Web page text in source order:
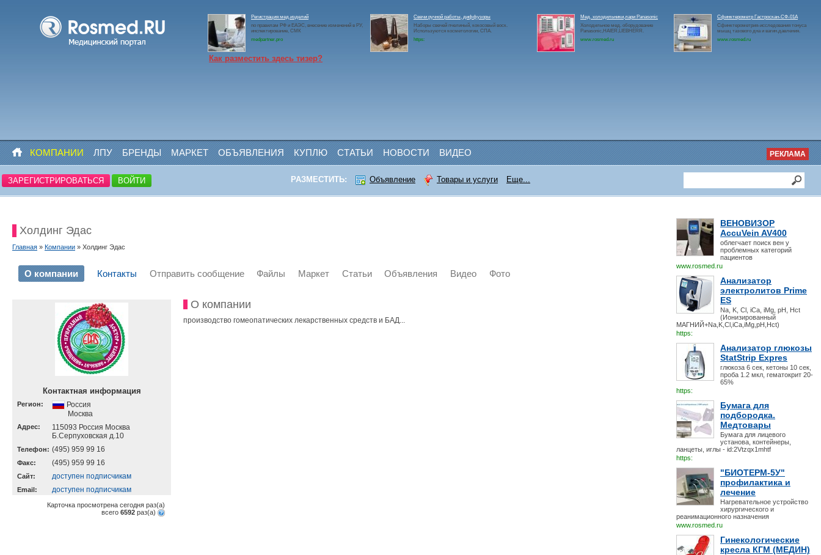
Регистрация мед.изделий
по правилам РФ и ЕАЭС, внесение изменений в РУ,
инспектирование, СМК
medpartner.pro
Свечи ручной работы, диффузоры
Наборы свечей пчелиный, кокосовый воск.
Используются косметологии, СПА.
https:
Мед. холодильники,лари Panasonic
Холодильное мед. оборудование
Panasonic,HAIER,LIEBHERR.
www.rosmed.ru
Сфинктерометр Гастроскан-СФ-01А
Сфинктерометрия-исследования тонуса
мышц тазового дна и вагин.давления.
www.rosmed.ru
Как разместить здесь тизер?
КОМПАНИИ ЛПУ БРЕНДЫ МАРКЕТ ОБЪЯВЛЕНИЯ КУПЛЮ СТАТЬИ НОВОСТИ ВИДЕО РЕКЛАМА
ЗАРЕГИСТРИРОВАТЬСЯ ВОЙТИ РАЗМЕСТИТЬ: Объявление Товары и услуги Еще...
ВЕНОВИЗОР
AccuVein AV400
облегчает поиск вен у
проблемных категорий
пациентов
www.rosmed.ru
Анализатор
электролитов Prime
ES
Na, K, Cl, iCa, iMg, pH, Hct
(Ионизированный
МАГНИЙ+Na,K,Cl,iCa,iMg,pH,Hct)
https:
Анализатор глюкозы
StatStrip Expres
глюкоза 6 сек, кетоны 10 сек,
проба 1.2 мкл, гематокрит 20-
65%
https:
Бумага для
подбородка.
Медтовары
Бумага для лицевого
установа, контейнеры,
ланцеты, иглы - id:2Vtzqx1mhtf
https:
"БИОТЕРМ-5У"
профилактика и
лечение
Нагревательное устройство
хирургического и
реанимационного назначения
www.rosmed.ru
Гинекологические
кресла КГМ (МЕДИН)
Холдинг Эдас
Главная » Компании » Холдинг Эдас
О компании Контакты Отправить сообщение Файлы Маркет Статьи Объявления Видео Фото
Контактная информация
Регион:
Россия
Москва
Адрес:
115093 Россия Москва
Б.Серпуховская д.10
Телефон: (495) 959 99 16
Факс: (495) 959 99 16
Cайт: доступен подписчикам
Email: доступен подписчикам
Карточка просмотрена сегодня раз(a)
всего 6592 раз(a)
О компании
производство гомеопатических лекарственных средств и БАД...